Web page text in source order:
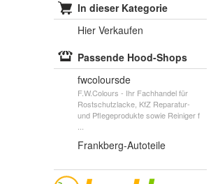
In dieser Kategorie
Hier Verkaufen
Passende Hood-Shops
fwcoloursde
F.W.Colours - Ihr Fachhandel für
Rostschutzlacke, KfZ Reparatur-
und Pflegeprodukte sowie Reiniger f
Frankberg-Autoteile